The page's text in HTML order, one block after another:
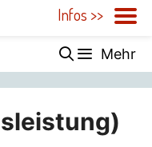
Mehr
Infos >>